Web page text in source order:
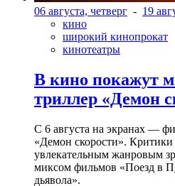
06 августа, четверг - 19
кино
широкий кинопрокат
кинотеатры
В кино покажут
триллер «Демон
С 6 августа на экранах —
«Демон скорости».
увлекательным жанровым
миксом фильмов «Поезд в
дьявола».